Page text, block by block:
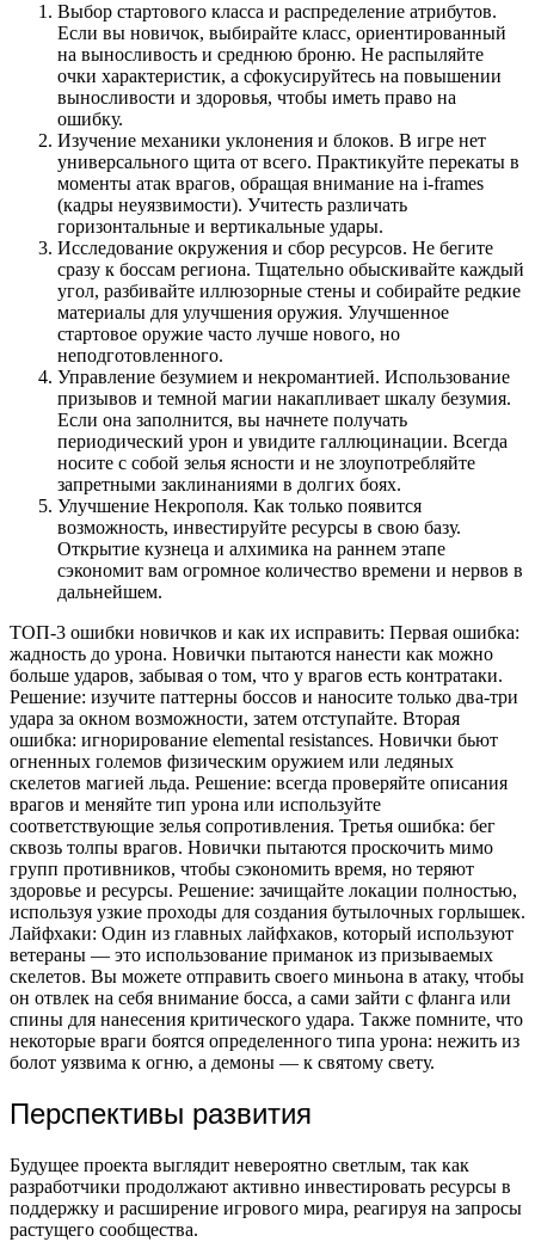
Выбор стартового класса и распределение атрибутов.
Если вы новичок, выбирайте класс, ориентированный
на выносливость и среднюю броню. Не распыляйте
очки характеристик, а сфокусируйтесь на повышении
выносливости и здоровья, чтобы иметь право на
ошибку.
Изучение механики уклонения и блоков. В игре нет
универсального щита от всего. Практикуйте перекаты в
моменты атак врагов, обращая внимание на i-frames
(кадры неуязвимости). Учитесть различать
горизонтальные и вертикальные удары.
Исследование окружения и сбор ресурсов. Не бегите
сразу к боссам региона. Тщательно обыскивайте каждый
угол, разбивайте иллюзорные стены и собирайте редкие
материалы для улучшения оружия. Улучшенное
стартовое оружие часто лучше нового, но
неподготовленного.
Управление безумием и некромантией. Использование
призывов и темной магии накапливает шкалу безумия.
Если она заполнится, вы начнете получать
периодический урон и увидите галлюцинации. Всегда
носите с собой зелья ясности и не злоупотребляйте
запретными заклинаниями в долгих боях.
Улучшение Некрополя. Как только появится
возможность, инвестируйте ресурсы в свою базу.
Открытие кузнеца и алхимика на раннем этапе
сэкономит вам огромное количество времени и нервов в
дальнейшем.
ТОП-3 ошибки новичков и как их исправить: Первая ошибка:
жадность до урона. Новички пытаются нанести как можно
больше ударов, забывая о том, что у врагов есть контратаки.
Решение: изучите паттерны боссов и наносите только два-три
удара за окном возможности, затем отступайте. Вторая
ошибка: игнорирование elemental resistances. Новички бьют
огненных големов физическим оружием или ледяных
скелетов магией льда. Решение: всегда проверяйте описания
врагов и меняйте тип урона или используйте
соответствующие зелья сопротивления. Третья ошибка: бег
сквозь толпы врагов. Новички пытаются проскочить мимо
групп противников, чтобы сэкономить время, но теряют
здоровье и ресурсы. Решение: зачищайте локации полностью,
используя узкие проходы для создания бутылочных горлышек.
Лайфхаки: Один из главных лайфхаков, который используют
ветераны — это использование приманок из призываемых
скелетов. Вы можете отправить своего миньона в атаку, чтобы
он отвлек на себя внимание босса, а сами зайти с фланга или
спины для нанесения критического удара. Также помните, что
некоторые враги боятся определенного типа урона: нежить из
болот уязвима к огню, а демоны — к святому свету.
Перспективы развития
Будущее проекта выглядит невероятно светлым, так как
разработчики продолжают активно инвестировать ресурсы в
поддержку и расширение игрового мира, реагируя на запросы
растущего сообщества.